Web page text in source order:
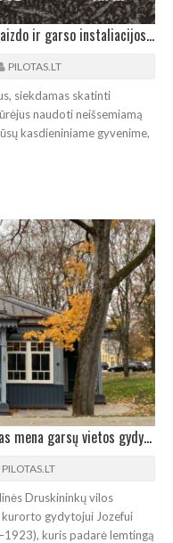
ČIURLIONIS IR DIZAINAS: Rengiamas vaizdo ir garso instaliacijos „Atminties ritmas“ pristatymas
PILOTAS.LT
siekdamas skatinti
naudoti neišsemiamą
kasdieniniame gyvenime,
SUTVARKĖ DRUSKININKŲ VILĄ: Pastatas mena garsų vietos gydytoją ir M.K.Čiurlionį
PILOTAS.LT
Druskininkų vilos
gydytojui Jozefui
kuris padarė lemtingą